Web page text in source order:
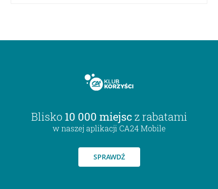
Blisko 10 000 miejsc z rabatami
w naszej aplikacji CA24 Mobile
SPRAWDŹ